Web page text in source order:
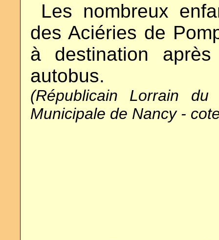
Les nombreux
des Aciéries de
à destination
autobus.
(Républicain Lorrain
Municipale de Nancy -